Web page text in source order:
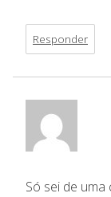
Responder
Só sei de uma